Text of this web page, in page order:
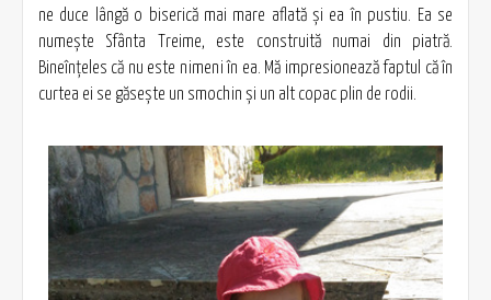
ne duce lângă o biserică mai mare aflată şi ea în pustiu. Ea se
numeşte Sfânta Treime, este construită numai din piatră.
Bineînţeles că nu este nimeni în ea. Mă impresionează faptul că în
curtea ei se găseşte un smochin şi un alt copac plin de rodii.